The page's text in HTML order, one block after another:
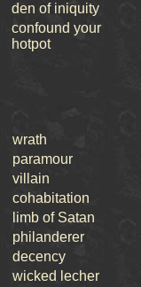
den of iniquity
confound your
hotpot
wrath
paramour
villain
cohabitation
limb of Satan
philanderer
decency
wicked lecher